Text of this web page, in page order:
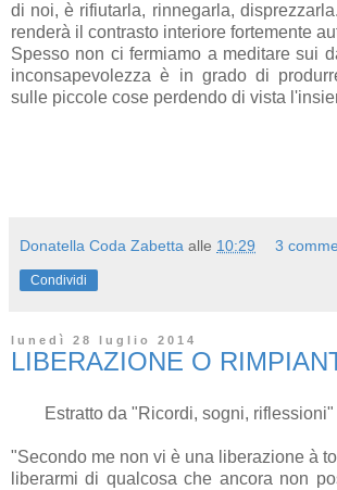
di noi, è rifiutarla, rinnegarla,
renderà il contrasto interiore fortemente
Spesso non ci fermiamo a meditare sui
inconsapevolezza è in grado di
sulle piccole cose perdendo di vista
Donatella Coda Zabetta alle 10:29 3
Condividi
lunedì 28 luglio 2014
LIBERAZIONE O
Estratto da "Ricordi, sogni,
"Secondo me non vi è una liberazione à
liberarmi di qualcosa che ancora non